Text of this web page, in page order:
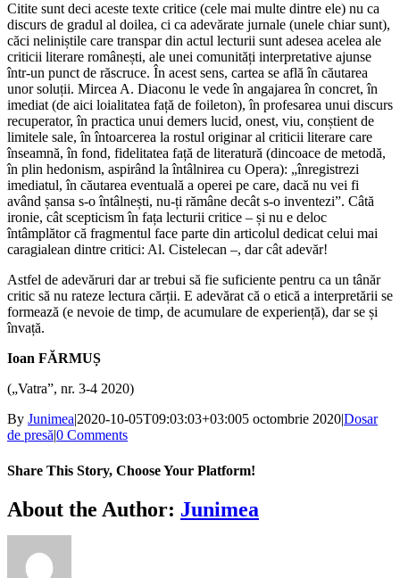
Citite sunt deci aceste texte critice (cele mai multe dintre ele) nu ca
discurs de gradul al doilea, ci ca adevărate jurnale (unele chiar sunt),
căci neliniștile care transpar din actul lecturii sunt adesea acelea ale
criticii literare românești, ale unei comunități interpretative ajunse
într-un punct de răscruce. În acest sens, cartea se află în căutarea
unor soluții. Mircea A. Diaconu le vede în angajarea în concret, în
imediat (de aici loialitatea față de foileton), în profesarea unui discurs
recuperator, în practica unui demers lucid, onest, viu, conștient de
limitele sale, în întoarcerea la rostul originar al criticii literare care
înseamnă, în fond, fidelitatea față de literatură (dincoace de metodă,
în plin hedonism, aspirând la întâlnirea cu Opera): „înregistrezi
imediatul, în căutarea eventuală a operei pe care, dacă nu vei fi
având șansa s-o întâlnești, nu-ți rămâne decât s-o inventezi”. Câtă
ironie, cât scepticism în fața lecturii critice – și nu e deloc
întâmplător că fragmentul face parte din articolul dedicat celui mai
caragialean dintre critici: Al. Cistelecan –, dar cât adevăr!
Astfel de adevăruri dar ar trebui să fie suficiente pentru ca un tânăr
critic să nu rateze lectura cărții. E adevărat că o etică a interpretării se
formează (e nevoie de timp, de acumulare de experiență), dar se și
învață.
Ioan FĂRMUȘ
(„Vatra”, nr. 3-4 2020)
By Junimea|2020-10-05T09:03:03+03:005 octombrie 2020|Dosar
de presă|0 Comments
Share This Story, Choose Your Platform!
Facebook
X
Bluesky
Reddit
LinkedIn
WhatsApp
Telegram
Tumblr
Xing
Email
Copy
Link
About the Author: Junimea